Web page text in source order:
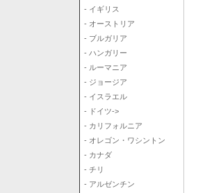
- イギリス
- オーストリア
- ブルガリア
- ハンガリー
- ルーマニア
- ジョージア
- イスラエル
- ドイツ->
- カリフォルニア
- オレゴン・ワシントン
- カナダ
- チリ
- アルゼンチン